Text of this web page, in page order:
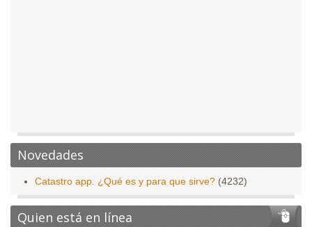
Novedades
Catastro app. ¿Qué es y para que sirve? (4232)
Quien está en línea